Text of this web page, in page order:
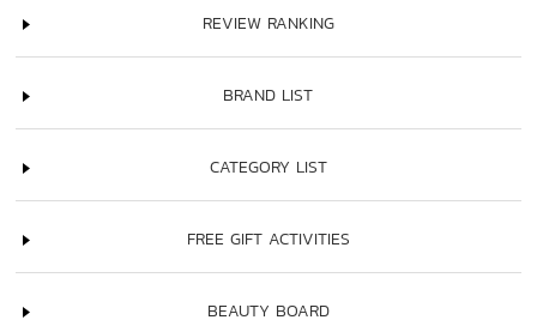
REVIEW RANKING
BRAND LIST
CATEGORY LIST
FREE GIFT ACTIVITIES
BEAUTY BOARD